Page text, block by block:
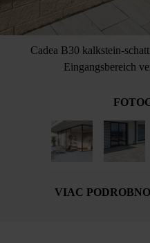
Cadea B30 kalkstein-
Eingangsbereich
VIAC